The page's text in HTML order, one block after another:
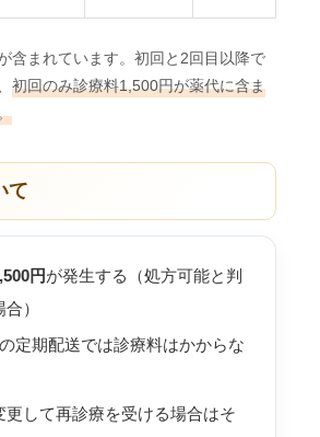
含まれています。初回と2回目以降で
初回のみ診療料1,500円が薬代に含ま
て
円が発生する（処方可能と判
）
定期配送では診療料はかからな
更して再診療を受ける場合はそ